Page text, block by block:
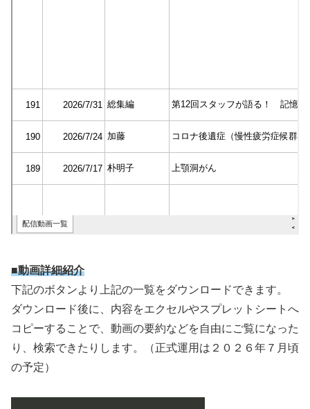
■動画詳細紹介
下記のボタンより上記の一覧をダウンロードできます。
ダウンロード後に、内容をエクセルやスプレットシートへ
コピーすることで、動画の要約などを自由にご覧になった
り、検索できたりします。（正式運用は２０２６年７月頃
の予定）